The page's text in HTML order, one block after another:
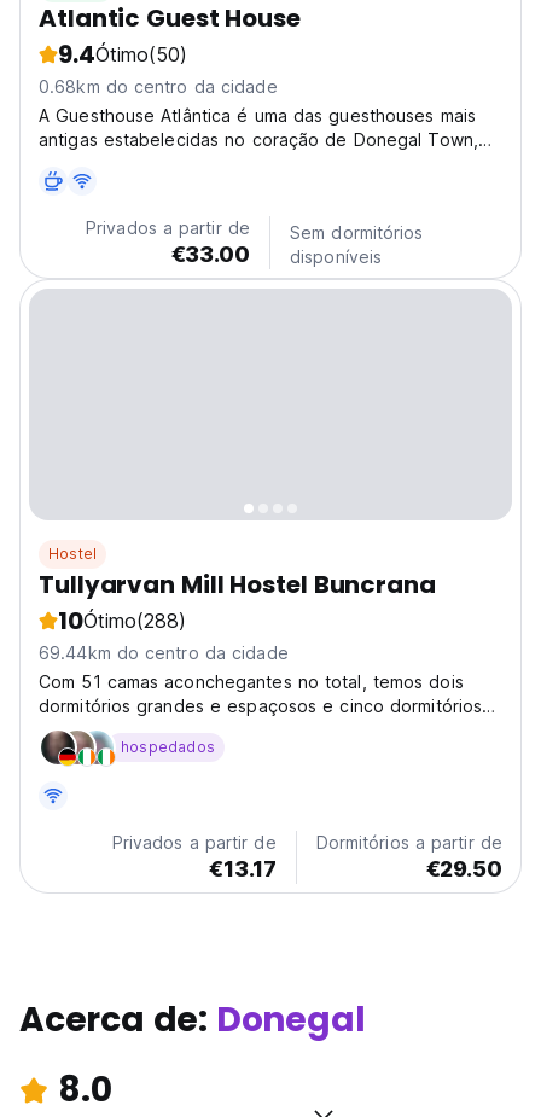
Atlantic Guest House
9.4Ótimo(50)
0.68km do centro da cidade
A Guesthouse Atlântica é uma das guesthouses mais
antigas estabelecidas no coração de Donegal Town,
visitantes de todo o mundo a regressar ano após ano.
Privados a partir de
€33.00
Sem dormitórios
disponíveis
Hostel
Tullyarvan Mill Hostel Buncrana
10Ótimo(288)
69.44km do centro da cidade
Com 51 camas aconchegantes no total, temos dois
dormitórios grandes e espaçosos e cinco dormitórios
familiares/mini-dormitórios, todos equipados com
chuveiros e toaletes privativos.
hospedados
Privados a partir de
€13.17
Dormitórios a partir de
€29.50
Acerca de: Donegal
8.0